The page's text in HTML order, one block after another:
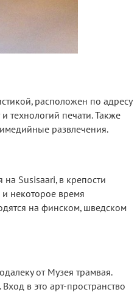
расположен по адресу
технологий печати. Также
развлечения.
Susisaari, в крепости
некоторое время
на финском, шведском
от Музея трамвая.
в это арт-пространство